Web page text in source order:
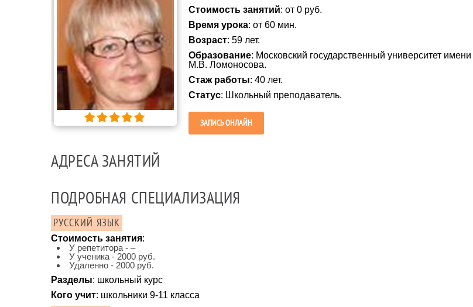
Стоимость занятий: от 0 руб.
Время урока: от 60 мин.
Возраст: 59 лет.
Образование: Московский государственный университет имени
М.В. Ломоносова.
Стаж работы: 40 лет.
Статус: Школьный преподаватель.
ЗАПИСЬ ОНЛАЙН
АДРЕСА ЗАНЯТИЙ
ПОДРОБНАЯ СПЕЦИАЛИЗАЦИЯ
РУССКИЙ ЯЗЫК
Стоимость занятия:
У репетитора - –
У ученика - 2000 руб.
Удаленно - 2000 руб.
Разделы: школьный курс
Кого учит: школьники 9-11 класса